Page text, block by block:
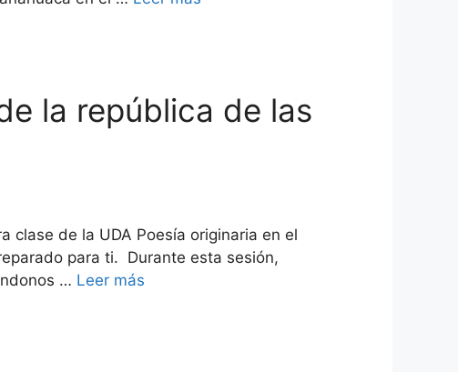
la república de las
clase de la UDA Poesía originaria en el
para ti. Durante esta sesión,
… Leer más